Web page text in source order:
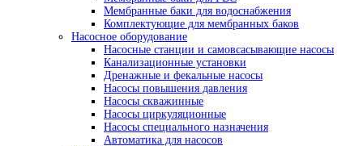
Мембранные баки для водоснабжения
Комплектующие для мембранных баков
Насосное оборудование
Насосные станции и самовсасывающие насосы
Канализационные установки
Дренажные и фекальные насосы
Насосы повышения давления
Насосы скважинные
Насосы циркуляционные
Насосы специального назначения
Автоматика для насосов